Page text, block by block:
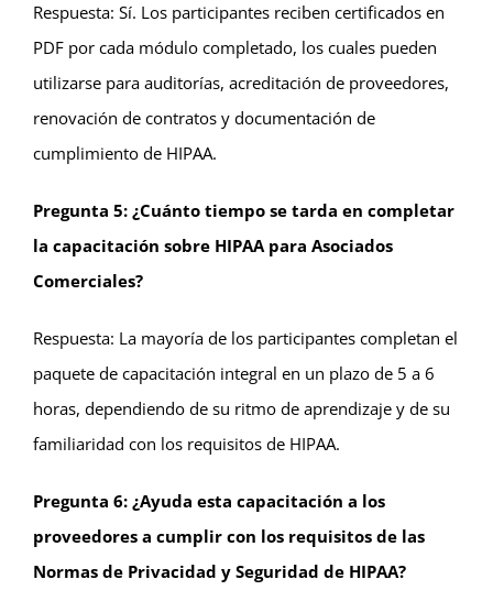
Respuesta: Sí. Los participantes reciben certificados en
PDF por cada módulo completado, los cuales pueden
utilizarse para auditorías, acreditación de proveedores,
renovación de contratos y documentación de
cumplimiento de HIPAA.
Pregunta 5: ¿Cuánto tiempo se tarda en completar
la capacitación sobre HIPAA para Asociados
Comerciales?
Respuesta: La mayoría de los participantes completan el
paquete de capacitación integral en un plazo de 5 a 6
horas, dependiendo de su ritmo de aprendizaje y de su
familiaridad con los requisitos de HIPAA.
Pregunta 6: ¿Ayuda esta capacitación a los
proveedores a cumplir con los requisitos de las
Normas de Privacidad y Seguridad de HIPAA?